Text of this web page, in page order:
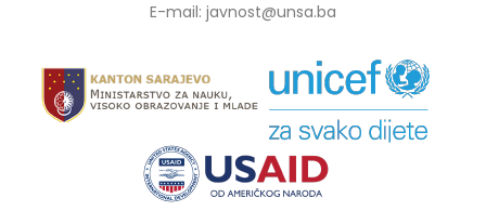
E-mail: javnost@unsa.ba